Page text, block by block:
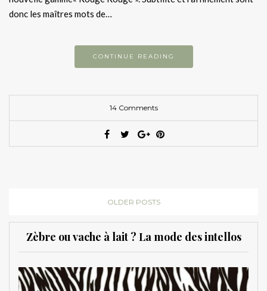
donc les maîtres mots de…
CONTINUE READING
14 Comments
OLDER POSTS
Zèbre ou vache à lait ? La mode des intellos